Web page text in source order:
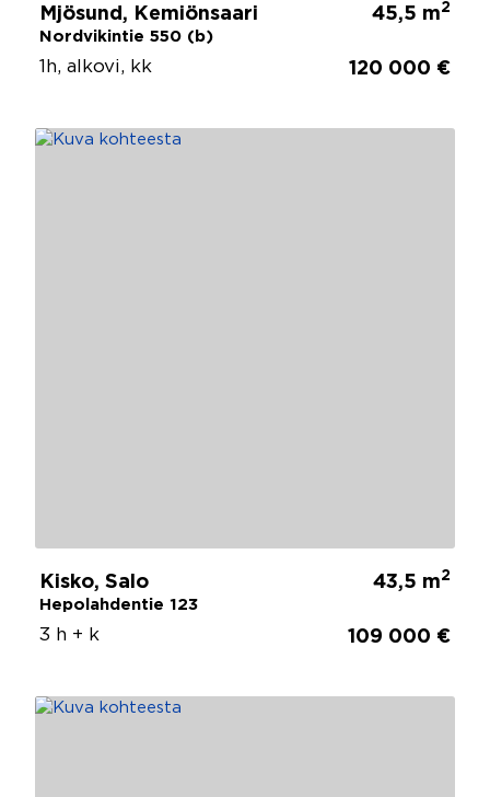
Mjösund, Kemiönsaari
Nordvikintie 550 (b)
45,5 m2
1h, alkovi, kk 120 000 €
Kisko, Salo
Hepolahdentie 123
43,5 m2
3 h + k 109 000 €